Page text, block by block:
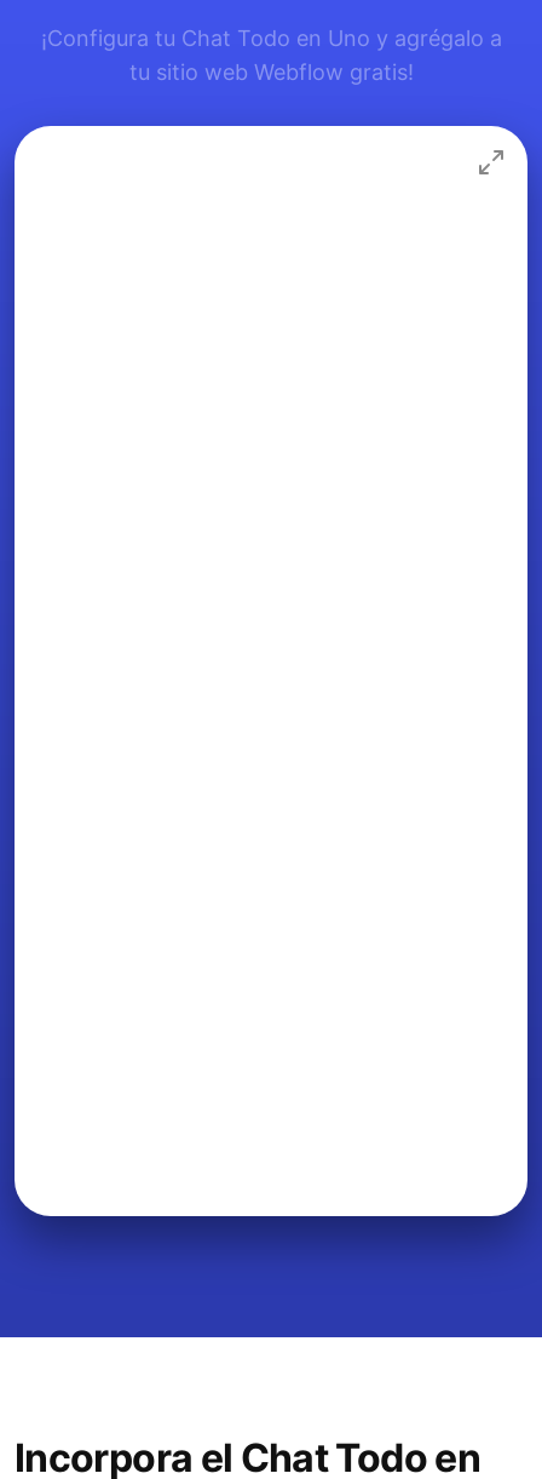
¡Configura tu Chat Todo en Uno y agrégalo a
tu sitio web Webflow gratis!
Incorpora el Chat Todo en